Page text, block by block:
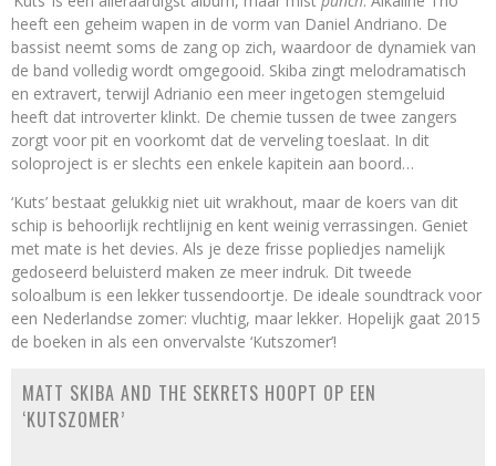
heeft een geheim wapen in de vorm van Daniel Andriano. De
bassist neemt soms de zang op zich, waardoor de dynamiek van
de band volledig wordt omgegooid. Skiba zingt melodramatisch
en extravert, terwijl Adrianio een meer ingetogen stemgeluid
heeft dat introverter klinkt. De chemie tussen de twee zangers
zorgt voor pit en voorkomt dat de verveling toeslaat. In dit
soloproject is er slechts een enkele kapitein aan boord…
‘Kuts’ bestaat gelukkig niet uit wrakhout, maar de koers van dit
schip is behoorlijk rechtlijnig en kent weinig verrassingen. Geniet
met mate is het devies. Als je deze frisse popliedjes namelijk
gedoseerd beluisterd maken ze meer indruk. Dit tweede
soloalbum is een lekker tussendoortje. De ideale soundtrack voor
een Nederlandse zomer: vluchtig, maar lekker. Hopelijk gaat 2015
de boeken in als een onvervalste ‘Kutszomer’!
MATT SKIBA AND THE SEKRETS HOOPT OP EEN
‘KUTSZOMER’